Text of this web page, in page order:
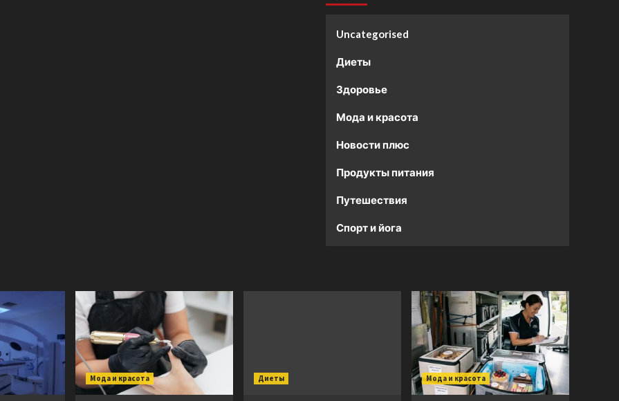
Uncategorised
Диеты
Здоровье
Мода и красота
Новости плюс
Продукты питания
Путешествия
Спорт и йога
Мода и красота Диеты Мода и красота